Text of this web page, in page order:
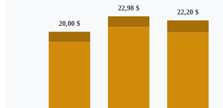
20,00 $
22,98 $
22,20 $